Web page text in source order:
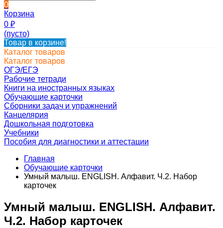
0
Корзина
0 ₽
(пусто)
Товар в корзине!
Каталог товаров
Каталог товаров
ОГЭ/ЕГЭ
Рабочие тетради
Книги на иностранных языках
Обучающие карточки
Сборники задач и упражнений
Канцелярия
Дошкольная подготовка
Учебники
Пособия для диагностики и аттестации
Главная
Обучающие карточки
Умный малыш. ENGLISH. Алфавит. Ч.2. Набор
карточек
Умный малыш. ENGLISH. Алфавит.
Ч.2. Набор карточек